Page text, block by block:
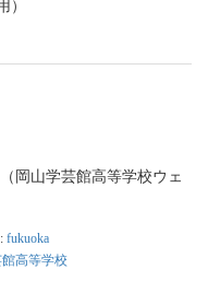
）
岡山学芸館高等学校ウェ
fukuoka
高等学校